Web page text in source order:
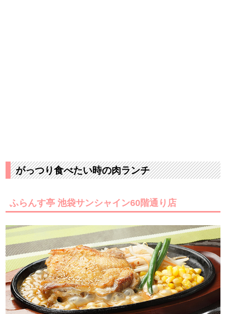
がっつり食べたい時の肉ランチ
ふらんす亭 池袋サンシャイン60階通り店